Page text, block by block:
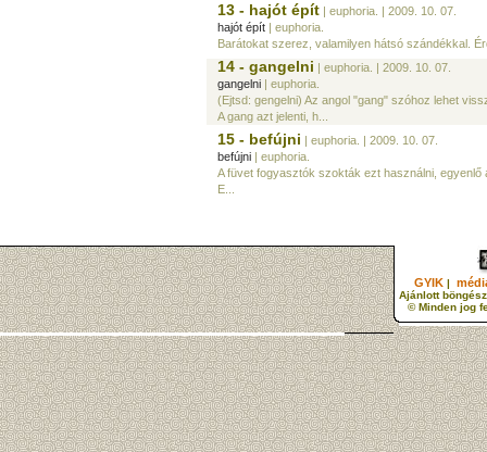
13 - hajót épít | euphoria. | 2009. 10. 07.
hajót épít | euphoria.
Barátokat szerez, valamilyen hátsó szándékkal.
14 - gangelni | euphoria. | 2009. 10. 07.
gangelni | euphoria.
(Ejtsd: gengelni) Az angol "gang" szóhoz lehet
A gang azt jelenti, h...
15 - befújni | euphoria. | 2009. 10. 07.
befújni | euphoria.
A füvet fogyasztók szokták ezt használni,
E...
GYIK |
Ajánlott
© Minden jog